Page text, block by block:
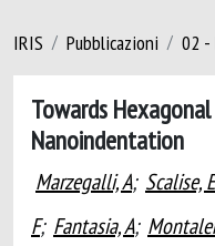
IRIS Pubblicazioni 02 -
Towards
Nanoindentation
Marzegalli, A; Scalise, E
F; Fantasia, A;